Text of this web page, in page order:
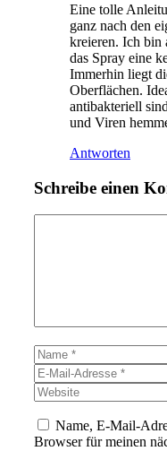
Eine tolle
ganz nach den
kreieren. Ich bin
das Spray eine
Immerhin liegt
Oberflächen.
antibakteriell
und Viren
Antworten
Schreibe einen
Name
Name, E-Mail-
Browser für meinen